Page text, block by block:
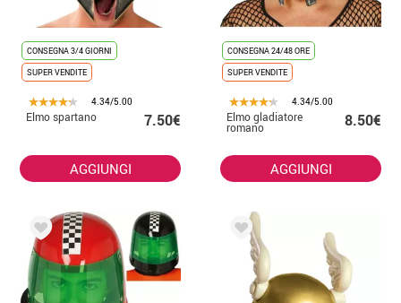
CONSEGNA 3/4 GIORNI
SUPER VENDITE
4.34/5.00
Elmo spartano 7.50€
AGGIUNGI
CONSEGNA 24/48 ORE
SUPER VENDITE
4.34/5.00
Elmo gladiatore
romano 8.50€
AGGIUNGI